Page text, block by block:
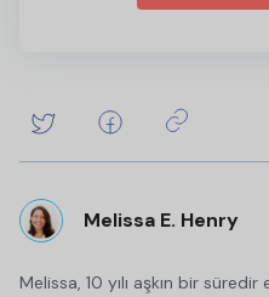
Melissa E. Henry
Melissa, 10 yılı aşkın bir